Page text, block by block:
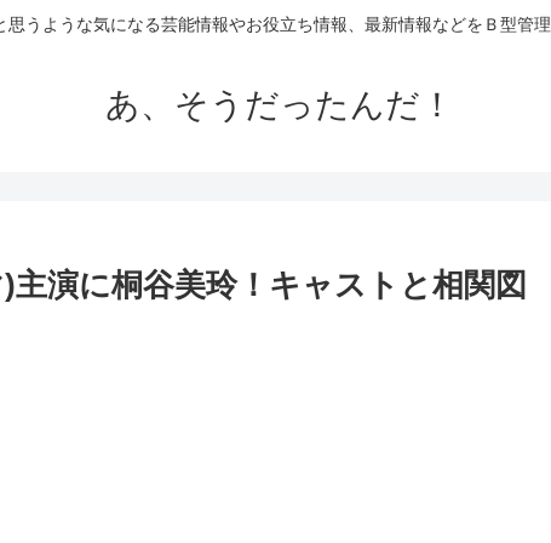
思うような気になる芸能情報やお役立ち情報、最新情報などをＢ型管
あ、そうだったんだ！
演に桐谷美玲！キャストと相関図